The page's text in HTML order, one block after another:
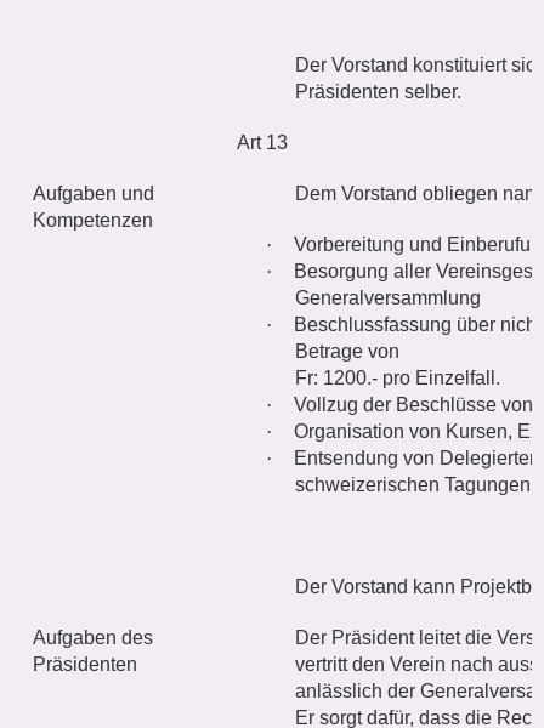
Der Vorstand konstituiert
Präsidenten selber.
Art 13
Aufgaben und
Kompetenzen
Dem Vorstand obliegen
·
Vorbereitung und
·
Besorgung aller
Generalversammlung
·
Beschlussfassung über
Betrage von
Fr: 1200.- pro Einzelfall.
·
Vollzug der Beschlüsse von
·
Organisation von Kursen,
·
Entsendung von
schweizerischen Tagungen.
Der Vorstand kann
Aufgaben des
Präsidenten
Der Präsident leitet die
vertritt den Verein nach
anlässlich der
Er sorgt dafür, dass die